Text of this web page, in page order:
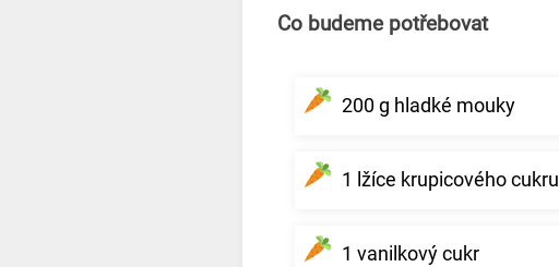
Co budeme potřebovat
200 g hladké mouky
1 lžíce krupicového cukru
1 vanilkový cukr